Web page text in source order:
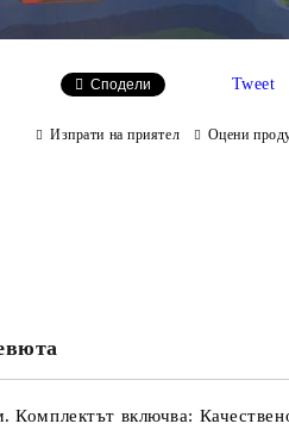
Сподели Tweet
Изпрати на приятел Оцени
Комплектът включва: